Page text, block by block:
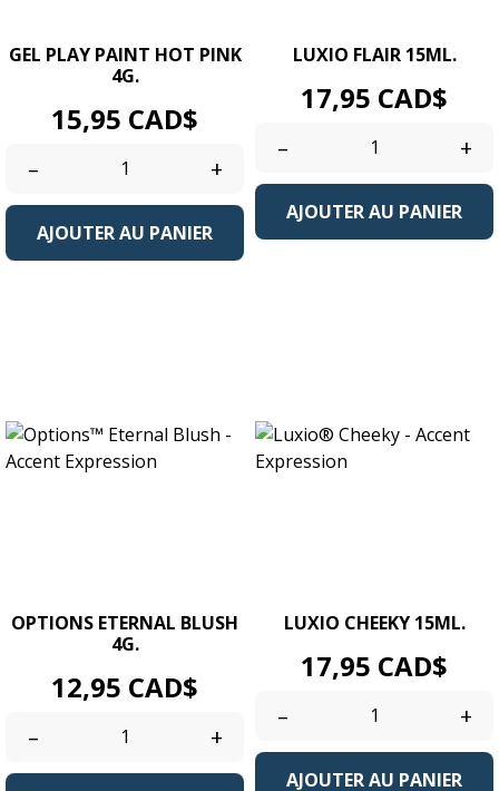
GEL PLAY PAINT HOT PINK
4G.
Prix
15,95 CAD$
– +
AJOUTER AU PANIER
LUXIO FLAIR 15ML.
Prix
17,95 CAD$
– +
AJOUTER AU PANIER
OPTIONS ETERNAL BLUSH
4G.
Prix
12,95 CAD$
– +
LUXIO CHEEKY 15ML.
Prix
17,95 CAD$
– +
AJOUTER AU PANIER